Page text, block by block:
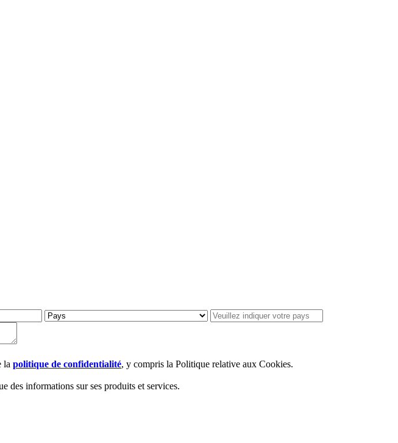
la politique de confidentialité, y compris la Politique relative aux Cookies.
des informations sur ses produits et services.